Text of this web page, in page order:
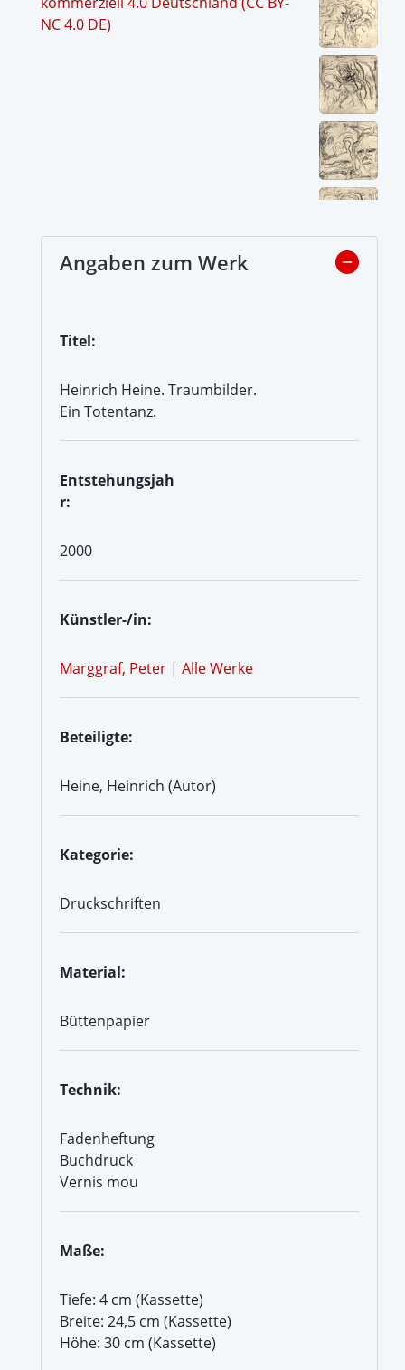
NC 4.0 DE)
Angaben zum Werk
Titel:
Heinrich Heine. Traumbilder.
Ein Totentanz.
Entstehungsjah
r:
2000
Künstler-/in:
Marggraf, Peter | Alle Werke
Beteiligte:
Heine, Heinrich (Autor)
Kategorie:
Druckschriften
Material:
Büttenpapier
Technik:
Fadenheftung
Buchdruck
Vernis mou
Maße:
Tiefe: 4 cm (Kassette)
Breite: 24,5 cm (Kassette)
Höhe: 30 cm (Kassette)